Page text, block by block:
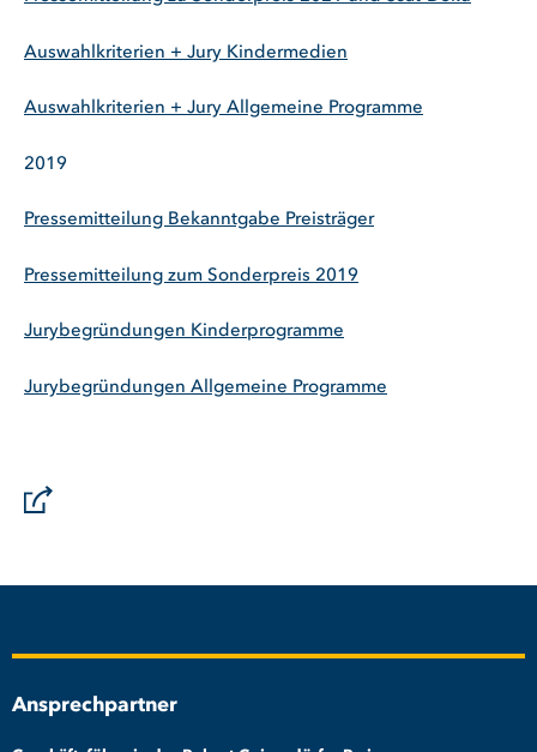
Auswahlkriterien + Jury Kindermedien
Auswahlkriterien + Jury Allgemeine Programme
2019
Pressemitteilung Bekanntgabe Preisträger
Pressemitteilung zum Sonderpreis 2019
Jurybegründungen Kinderprogramme
Jurybegründungen Allgemeine Programme
Ansprechpartner